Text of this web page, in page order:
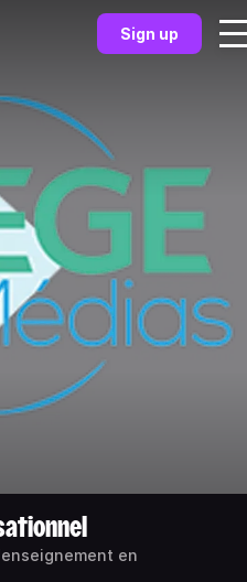
Sign up
en